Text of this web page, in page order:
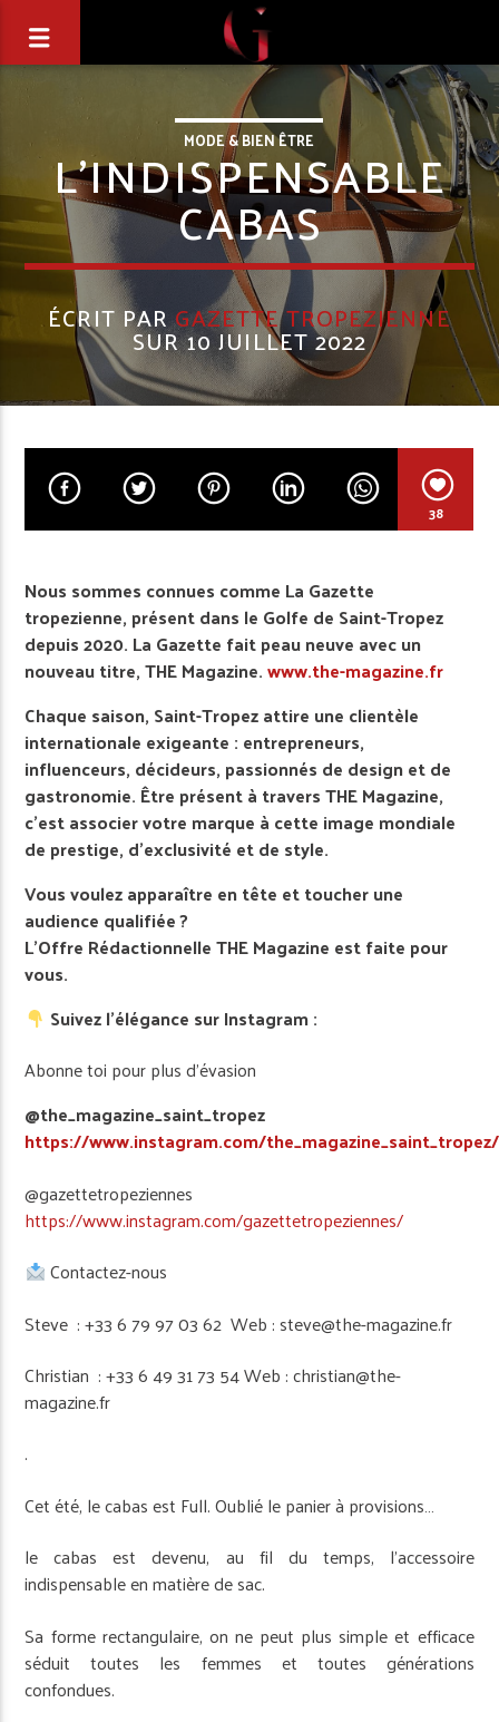
MODE & BIEN ÊTRE
L’INDISPENSABLE
CABAS
ÉCRIT PARGAZETTE TROPEZIENNE
SUR 10 JUILLET 2022
38
Nous sommes connues comme La Gazette
tropezienne, présent dans le Golfe de Saint-Tropez
depuis 2020. La Gazette fait peau neuve avec un
nouveau titre, THE Magazine.www.the-magazine.fr
Chaque saison, Saint-Tropez attire une clientèle
internationale exigeante : entrepreneurs,
influenceurs, décideurs, passionnés de design et de
gastronomie. Être présent à travers THE Magazine,
c’est associer votre marque à cette image mondiale
de prestige, d’exclusivité et de style.
Vous voulez apparaître en tête et toucher une
audience qualifiée ?
L’Offre Rédactionnelle THE Magazine est faite pour
vous.
Suivez l’élégance sur Instagram :
Abonne toi pour plus d’évasion
@the_magazine_saint_tropez
https://www.instagram.com/the_magazine_saint_tropez/
@gazettetropeziennes
https://www.instagram.com/gazettetropeziennes/
Contactez-nous
Steve : +33 6 79 97 03 62 Web : steve@the-magazine.fr
Christian : +33 6 49 31 73 54 Web : christian@the-
magazine.fr
.
Cet été, le cabas est Full. Oublié le panier à provisions…
le cabas est devenu, au fil du temps, l’accessoire
indispensable en matière de sac.
Sa forme rectangulaire, on ne peut plus simple et efficace
séduit toutes les femmes et toutes générations
confondues.